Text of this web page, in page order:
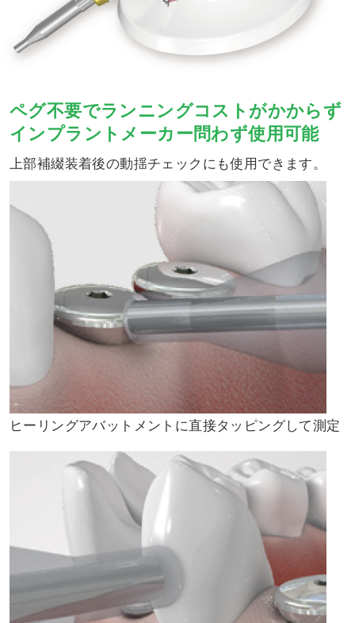
ペグ不要でランニングコストがかからず
インプラントメーカー問わず使用可能
上部補綴装着後の動揺チェックにも使用できます。
ヒーリングアバットメントに直接タッピングして測定